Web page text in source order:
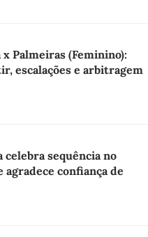
Palmeiras (Feminino):
escalações e arbitragem
celebra sequência no
agradece confiança de